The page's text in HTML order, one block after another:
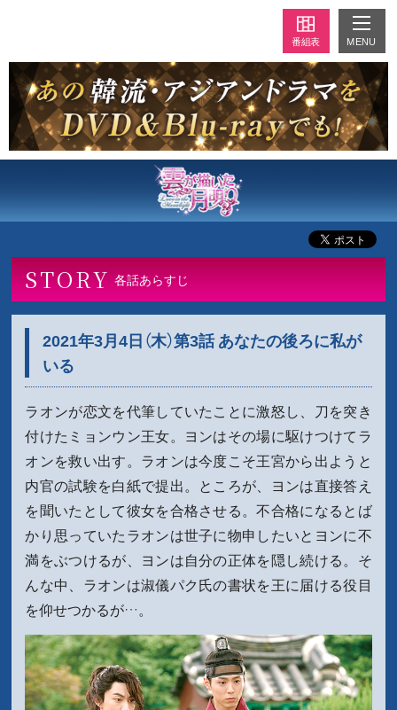
番組表 MENU
STORY 各話あらすじ
2021年3月4日（木）第3話 あなたの後ろに私が
いる
ラオンが恋文を代筆していたことに激怒し、刀を突き
付けたミョンウン王女。ヨンはその場に駆けつけてラ
オンを救い出す。ラオンは今度こそ王宮から出ようと
内官の試験を白紙で提出。ところが、ヨンは直接答え
を聞いたとして彼女を合格させる。不合格になるとば
かり思っていたラオンは世子に物申したいとヨンに不
満をぶつけるが、ヨンは自分の正体を隠し続ける。そ
んな中、ラオンは淑儀パク氏の書状を王に届ける役目
を仰せつかるが…。